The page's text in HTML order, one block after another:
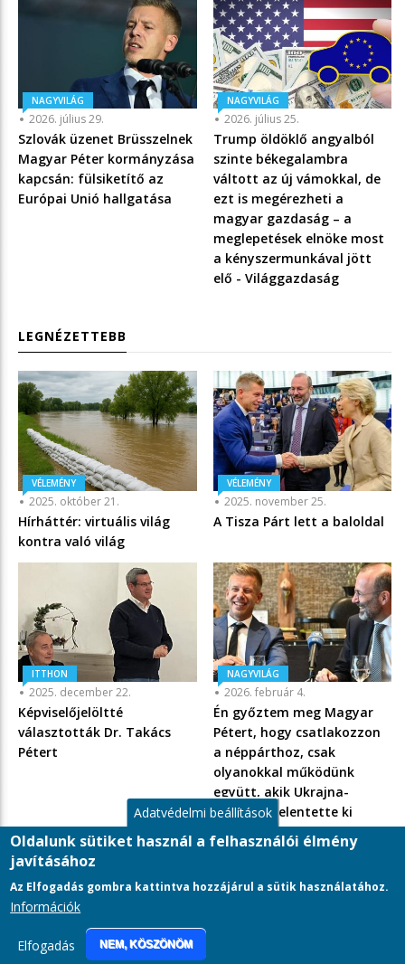
NAGYVILÁG
2026. július 29.
Szlovák üzenet Brüsszelnek
Magyar Péter kormányzása
kapcsán: fülsiketítő az
Európai Unió hallgatása
NAGYVILÁG
2026. július 25.
Trump öldöklő angyalból
szinte békegalambra
váltott az új vámokkal, de
ezt is megérezheti a
magyar gazdaság – a
meglepetések elnöke most
a kényszermunkával jött
elő - Világgazdaság
LEGNÉZETTEBB
VÉLEMÉNY
2025. október 21.
Hírháttér: virtuális világ
kontra való világ
VÉLEMÉNY
2025. november 25.
A Tisza Párt lett a baloldal
ITTHON
2025. december 22.
Képviselőjelöltté
választották Dr. Takács
Pétert
NAGYVILÁG
2026. február 4.
Én győztem meg Magyar
Pétert, hogy csatlakozzon
a néppárthoz, csak
olyanokkal működünk
együtt, akik Ukrajna-
pártiak – jelentette ki
Manfred Weber
Adatkezelési tájékoztató
Adatvédelmi beállítások
Oldalunk sütiket használ a felhasználói élmény
javításához
Az Elfogadás gombra kattintva hozzájárul a sütik használatához.
Információk
Elfogadás NEM, KÖSZÖNÖM